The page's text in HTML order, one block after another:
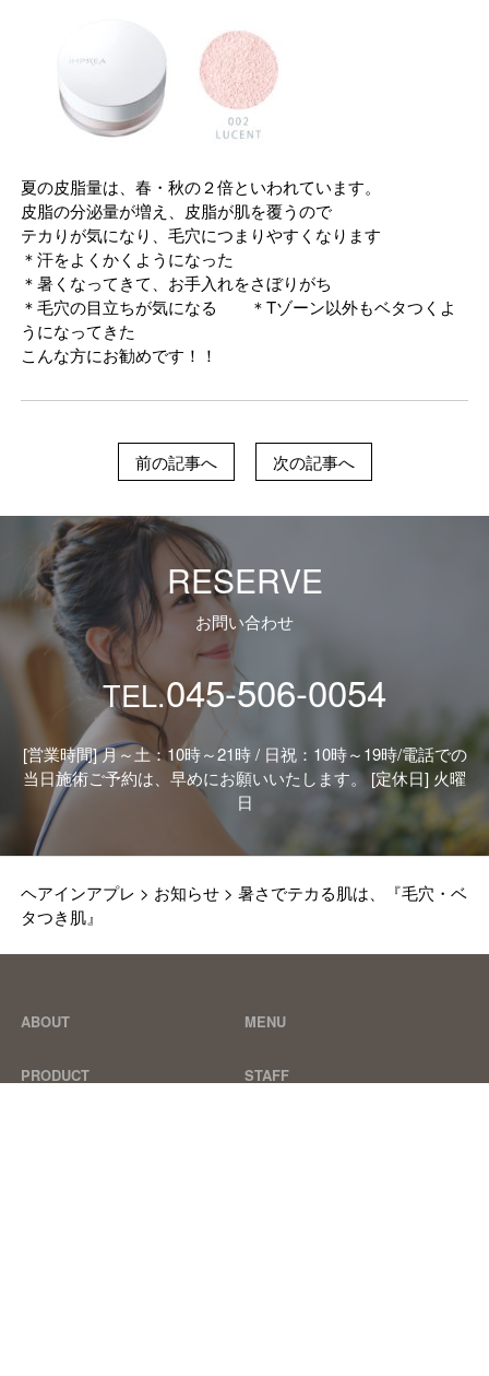
夏の皮脂量は、春・秋の２倍といわれています。
皮脂の分泌量が増え、皮脂が肌を覆うので
テカりが気になり、毛穴につまりやすくなります
＊汗をよくかくようになった
＊暑くなってきて、お手入れをさぼりがち
＊毛穴の目立ちが気になる ＊Tゾーン以外もベタつくよ
うになってきた
こんな方にお勧めです！！
前の記事へ 次の記事へ
RESERVE
お問い合わせ
TEL.045-506-0054
[営業時間] 月～土：10時～21時 / 日祝：10時～19時/電話での
当日施術ご予約は、早めにお願いいたします。 [定休日] 火曜
日
ヘアインアプレ > お知らせ> 暑さでテカる肌は、『毛穴・ベ
タつき肌』
ABOUT MENU
PRODUCT STAFF